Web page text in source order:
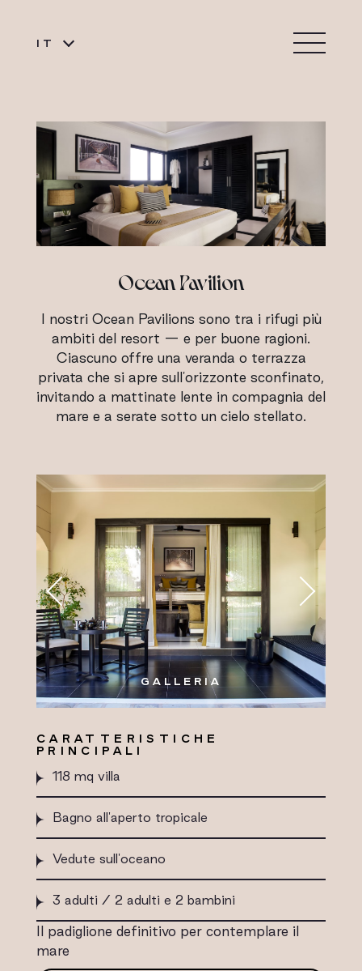
IT
Ocean Pavilion
I nostri Ocean Pavilions sono tra i rifugi più
ambiti del resort — e per buone ragioni.
Ciascuno offre una veranda o terrazza
privata che si apre sull'orizzonte sconfinato,
invitando a mattinate lente in compagnia del
mare e a serate sotto un cielo stellato.
GALLERIA
CARATTERISTICHE
PRINCIPALI
118 mq villa
Bagno all'aperto tropicale
Vedute sull'oceano
3 adulti / 2 adulti e 2 bambini
Il padiglione definitivo per contemplare il
mare